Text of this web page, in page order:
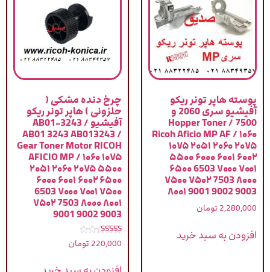
پوسته هاپر تونر ریکو
آفیشیو سری 2060 و
7500 / Hopper Toner
Ricoh Aficio MP AF / ۱۰۶۰
۱۰۷۵ ۲۰۵۱ ۲۰۶۰ ۲۰۷۵
۵۵۰۰ ۶۰۰۰ ۶۰۰۱ ۶۰۰۲
۶۵۰۰ 6503 ۷۰۰۰ ۷۰۰۱
۷۵۰۰ ۷۵۰۲ 7503 ۸۰۰۰
۸۰۰۱ 9001 9002 9003
2,280,000 تومان
افزودن به سبد خرید
چرخ دنده مشکی (
حلزونی ) هاپر تونر ریکو
آفیشیو / AB01-3243
AB01 3243 AB013243 /
Gear Toner Motor RICOH
AFICIO MP / ۱۰۶۰ ۱۰۷۵
۲۰۵۱ ۲۰۶۰ ۲۰۷۵ ۵۵۰۰
۶۰۰۰ ۶۰۰۱ ۶۰۰۲ ۶۵۰۰
6503 ۷۰۰۰ ۷۰۰۱ ۷۵۰۰
۷۵۰۲ 7503 ۸۰۰۰ ۸۰۰۱
9001 9002 9003
نمره
5.00
220,000 تومان